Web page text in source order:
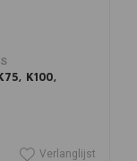
K100,
Verlanglijst